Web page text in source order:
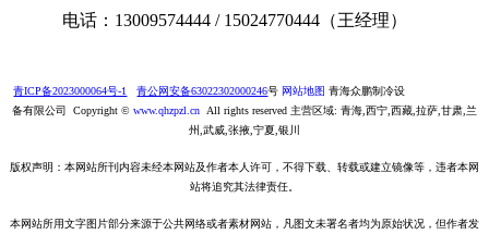
电话：13009574444 / 15024770444（王经理）
青ICP备2023000064号-1 青公网安备63022302000246号 网站地图 青海众鹏制冷设
备有限公司 Copyright © www.qhzpzl.cn All rights reserved 主营区域: 青海,西宁,西藏,拉萨,甘肃,兰
州,武威,张掖,宁夏,银川
版权声明：本网站所刊内容未经本网站及作者本人许可，不得下载、转载或建立镜像等，违者本网
站将追究其法律责任。
本网站所用文字图片部分来源于公共网络或者素材网站，凡图文未署名者均为原始状况，但作者发